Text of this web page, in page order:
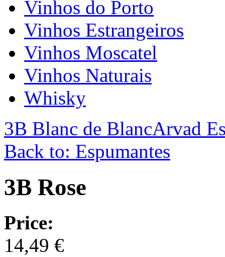
Vinhos do Porto
Vinhos Estrangeiros
Vinhos Moscatel
Vinhos Naturais
Whisky
3B Blanc de BlancArvad
Back to: Espumantes
3B Rose
Price:
14,49 €